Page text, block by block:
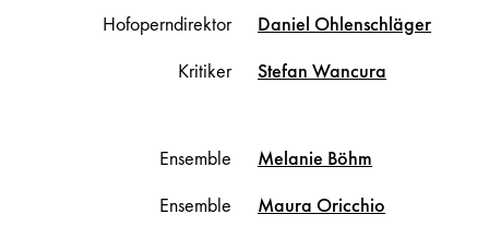
Hofoperndirektor
Daniel Ohlenschläger
Kritiker
Stefan Wancura
Ensemble Melanie Böhm
Ensemble
Maura Oricchio